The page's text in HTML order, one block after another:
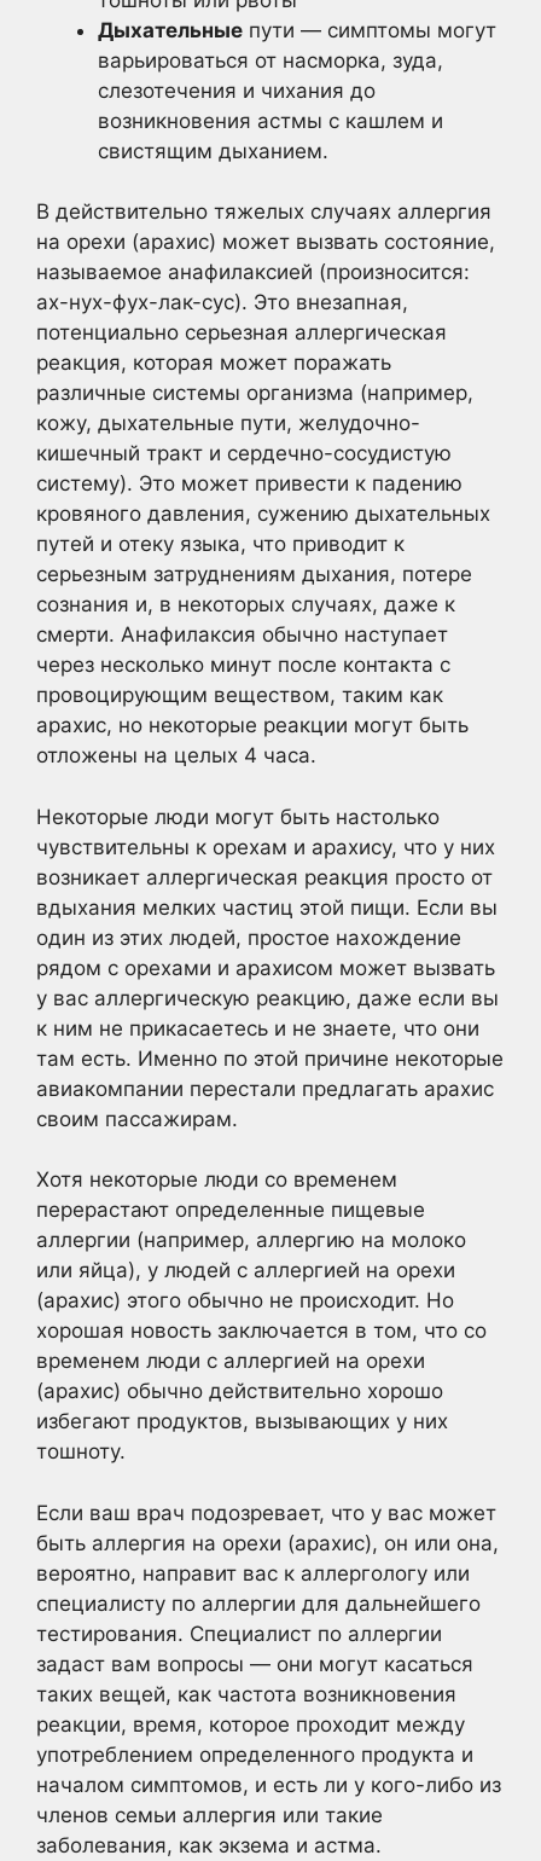
Дыхательные пути — симптомы могут
варьироваться от насморка, зуда,
слезотечения и чихания до
возникновения астмы с кашлем и
свистящим дыханием.
В действительно тяжелых случаях аллергия
на орехи (арахис) может вызвать состояние,
называемое анафилаксией (произносится:
ах-нух-фух-лак-сус). Это внезапная,
потенциально серьезная аллергическая
реакция, которая может поражать
различные системы организма (например,
кожу, дыхательные пути, желудочно-
кишечный тракт и сердечно-сосудистую
систему). Это может привести к падению
кровяного давления, сужению дыхательных
путей и отеку языка, что приводит к
серьезным затруднениям дыхания, потере
сознания и, в некоторых случаях, даже к
смерти. Анафилаксия обычно наступает
через несколько минут после контакта с
провоцирующим веществом, таким как
арахис, но некоторые реакции могут быть
отложены на целых 4 часа.
Некоторые люди могут быть настолько
чувствительны к орехам и арахису, что у них
возникает аллергическая реакция просто от
вдыхания мелких частиц этой пищи. Если вы
один из этих людей, простое нахождение
рядом с орехами и арахисом может вызвать
у вас аллергическую реакцию, даже если вы
к ним не прикасаетесь и не знаете, что они
там есть. Именно по этой причине некоторые
авиакомпании перестали предлагать арахис
своим пассажирам.
Хотя некоторые люди со временем
перерастают определенные пищевые
аллергии (например, аллергию на молоко
или яйца), у людей с аллергией на орехи
(арахис) этого обычно не происходит. Но
хорошая новость заключается в том, что со
временем люди с аллергией на орехи
(арахис) обычно действительно хорошо
избегают продуктов, вызывающих у них
тошноту.
Если ваш врач подозревает, что у вас может
быть аллергия на орехи (арахис), он или она,
вероятно, направит вас к аллергологу или
специалисту по аллергии для дальнейшего
тестирования. Специалист по аллергии
задаст вам вопросы — они могут касаться
таких вещей, как частота возникновения
реакции, время, которое проходит между
употреблением определенного продукта и
началом симптомов, и есть ли у кого-либо из
членов семьи аллергия или такие
заболевания, как экзема и астма.